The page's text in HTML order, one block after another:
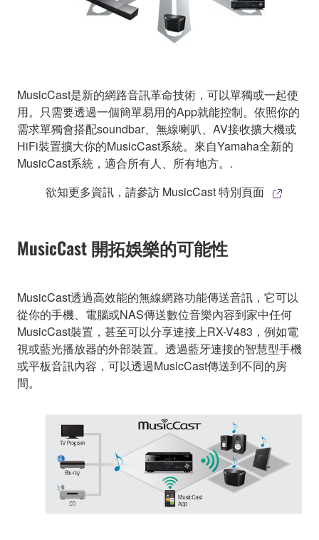
MusicCast是新的網路音訊革命技術，可以單獨或一起使
用。只需要透過一個簡單易用的App就能控制。依照你的
需求單獨會搭配soundbar、無線喇叭、AV接收擴大機或
HiFi裝置擴大你的MusicCast系統。來自Yamaha全新的
MusicCast系統，適合所有人、所有地方。.
欲知更多資訊，請參訪 MusicCast 特別頁面
MusicCast 開拓娛樂的可能性
MusicCast透過高效能的無線網路功能傳送音訊，它可以
從你的手機、電腦或NAS傳送數位音樂內容到家中任何
MusicCast裝置，甚至可以分享連接上RX-V483，例如電
視或藍光播放器的外部裝置。透過藍牙連接的智慧型手機
或平板音訊內容，可以透過MusicCast傳送到不同的房
間。